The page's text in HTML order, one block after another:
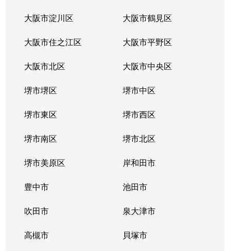
大阪市淀川区 大阪市鶴見区
大阪市住之江区 大阪市平野区
大阪市北区 大阪市中央区
堺市堺区 堺市中区
堺市東区 堺市西区
堺市南区 堺市北区
堺市美原区 岸和田市
豊中市 池田市
吹田市 泉大津市
高槻市 貝塚市